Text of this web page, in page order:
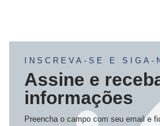
INSCREVA-SE E SIGA-
Assine e
informações
Preencha o campo com seu email e